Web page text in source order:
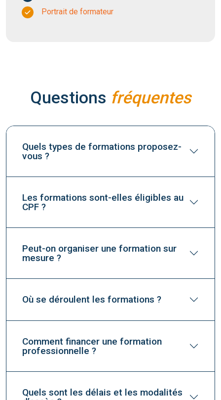
Portrait de formateur
Questions fréquentes
Quels types de formations proposez-
vous ?
Les formations sont-elles éligibles au
CPF ?
Peut-on organiser une formation sur
mesure ?
Où se déroulent les formations ?
Comment financer une formation
professionnelle ?
Quels sont les délais et les modalités